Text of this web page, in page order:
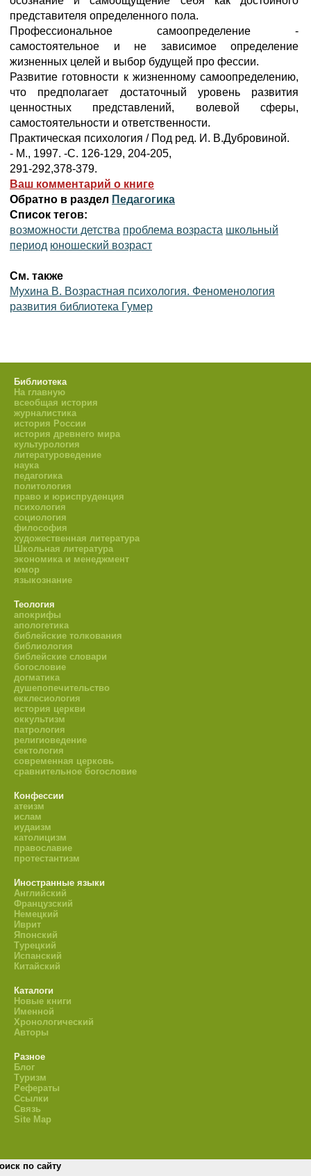
представителя определенного пола.
Профессиональное самоопределение -
самостоятельное и не зависимое определение
жизненных целей и выбор будущей про фессии.
Развитие готовности к жизненному самоопределению,
что предполагает достаточный уровень развития
ценностных представлений, волевой сферы,
самостоятельности и ответственности.
Практическая психология / Под ред. И. В.Дубровиной.
- М., 1997. -С. 126-129, 204-205,
291-292,378-379.
Ваш комментарий о книге
Обратно в раздел Педагогика
Список тегов:
возможности детства проблема возраста школьный
период юношеский возраст
См. также
Мухина B. Возрастная психология. Феноменология
развития библиотека Гумер
Библиотека
На главную
всеобщая история
журналистика
история России
история древнего мира
культурология
литературоведение
наука
педагогика
политология
право и юриспруденция
психология
социология
философия
художественная литература
Школьная литература
экономика и менеджмент
юмор
языкознание
Теология
апокрифы
апологетика
библейские толкования
библиология
библейские словари
богословие
догматика
душепопечительство
екклесиология
история церкви
оккультизм
патрология
религиоведение
сектология
современная церковь
сравнительное богословие
Конфессии
атеизм
ислам
иудаизм
католицизм
православие
протестантизм
Иностранные языки
Английский
Французский
Немецкий
Иврит
Японский
Турецкий
Испанский
Китайский
Каталоги
Новые книги
Именной
Хронологический
Авторы
Разное
Блог
Туризм
Рефераты
Ссылки
Связь
Site Map
по сайту